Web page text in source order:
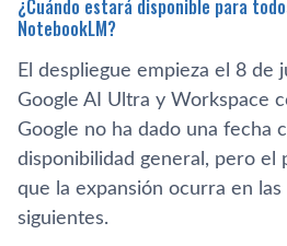
¿Cuándo estará disponible para
NotebookLM?
El despliegue empieza el 8 de
Google AI Ultra y Workspace
Google no ha dado una fecha
disponibilidad general, pero el
que la expansión ocurra en las
siguientes.